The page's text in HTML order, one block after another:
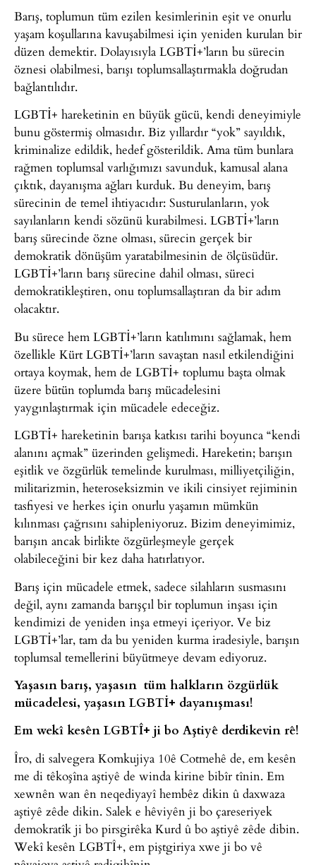
Barış, toplumun tüm ezilen kesimlerinin eşit ve onurlu
yaşam koşullarına kavuşabilmesi için yeniden kurulan bir
düzen demektir. Dolayısıyla LGBTİ+’ların bu sürecin
öznesi olabilmesi, barışı toplumsallaştırmakla doğrudan
bağlantılıdır.
LGBTİ+ hareketinin en büyük gücü, kendi deneyimiyle
bunu göstermiş olmasıdır. Biz yıllardır “yok” sayıldık,
kriminalize edildik, hedef gösterildik. Ama tüm bunlara
rağmen toplumsal varlığımızı savunduk, kamusal alana
çıktık, dayanışma ağları kurduk. Bu deneyim, barış
sürecinin de temel ihtiyacıdır: Susturulanların, yok
sayılanların kendi sözünü kurabilmesi. LGBTİ+’ların
barış sürecinde özne olması, sürecin gerçek bir
demokratik dönüşüm yaratabilmesinin de ölçüsüdür.
LGBTİ+’ların barış sürecine dahil olması, süreci
demokratikleştiren, onu toplumsallaştıran da bir adım
olacaktır.
Bu sürece hem LGBTİ+’ların katılımını sağlamak, hem
özellikle Kürt LGBTİ+’ların savaştan nasıl etkilendiğini
ortaya koymak, hem de LGBTİ+ toplumu başta olmak
üzere bütün toplumda barış mücadelesini
yaygınlaştırmak için mücadele edeceğiz.
LGBTİ+ hareketinin barışa katkısı tarihi boyunca “kendi
alanını açmak” üzerinden gelişmedi. Hareketin; barışın
eşitlik ve özgürlük temelinde kurulması, milliyetçiliğin,
militarizmin, heteroseksizmin ve ikili cinsiyet rejiminin
tasfiyesi ve herkes için onurlu yaşamın mümkün
kılınması çağrısını sahipleniyoruz. Bizim deneyimimiz,
barışın ancak birlikte özgürleşmeyle gerçek
olabileceğini bir kez daha hatırlatıyor.
Barış için mücadele etmek, sadece silahların susmasını
değil, aynı zamanda barışçıl bir toplumun inşası için
kendimizi de yeniden inşa etmeyi içeriyor. Ve biz
LGBTİ+’lar, tam da bu yeniden kurma iradesiyle, barışın
toplumsal temellerini büyütmeye devam ediyoruz.
Yaşasın barış, yaşasın tüm halkların özgürlük
mücadelesi, yaşasın LGBTİ+ dayanışması!
Em wekî kesên LGBTÎ+ ji bo Aştiyê derdikevin rê!
Îro, di salvegera Komkujiya 10ê Cotmehê de, em kesên
me di têkoşîna aştiyê de winda kirine bibîr tînin. Em
xewnên wan ên neqediyayî hembêz dikin û daxwaza
aştiyê zêde dikin. Salek e hêviyên ji bo çareseriyek
demokratîk ji bo pirsgirêka Kurd û bo aştiyê zêde dibin.
Wekî kesên LGBTÎ+, em piştgiriya xwe ji bo vê